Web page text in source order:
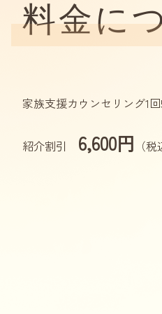
料金に
家族支援カウンセリング1
紹介割引 6,600円 （税